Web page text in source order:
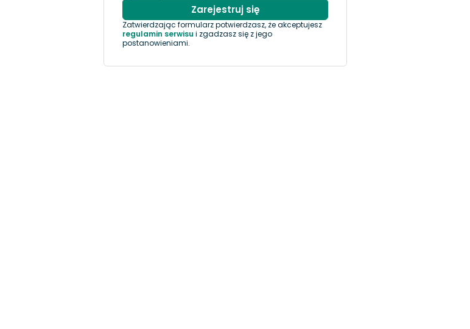
Zatwierdzając formularz potwierdzasz, że akceptujesz
regulamin serwisu i zgadzasz się z jego
postanowieniami.